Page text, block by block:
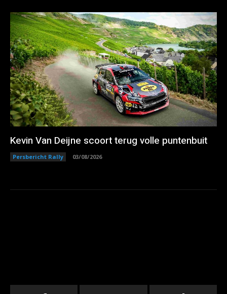
Kevin Van Deijne scoort terug volle puntenbuit
Persbericht Rally 03/08/2026